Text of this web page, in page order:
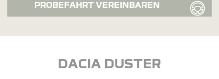
PROBEFAHRT VEREINBAREN
DACIA DUSTER